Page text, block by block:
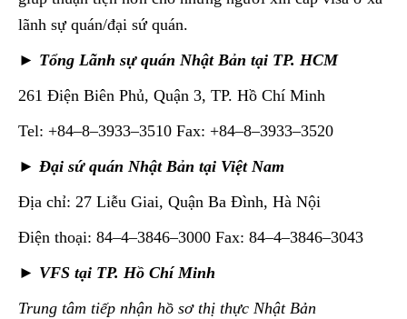
lãnh sự quán/đại sứ quán.
► Tổng Lãnh sự quán Nhật Bản tại TP. HCM
261 Điện Biên Phủ, Quận 3, TP. Hồ Chí Minh
Tel: +84–8–3933–3510 Fax: +84–8–3933–3520
► Đại sứ quán Nhật Bản tại Việt Nam
Địa chỉ: 27 Liễu Giai, Quận Ba Đình, Hà Nội
Điện thoại: 84–4–3846–3000 Fax: 84–4–3846–3043
► VFS tại TP. Hồ Chí Minh
Trung tâm tiếp nhận hồ sơ thị thực Nhật Bản